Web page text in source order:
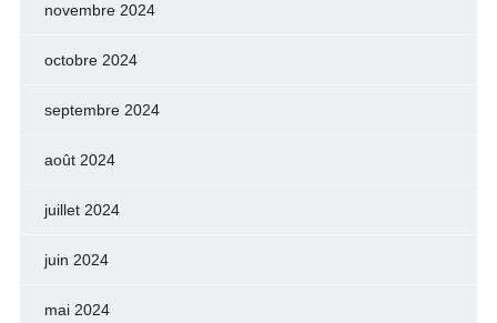
novembre 2024
octobre 2024
septembre 2024
août 2024
juillet 2024
juin 2024
mai 2024